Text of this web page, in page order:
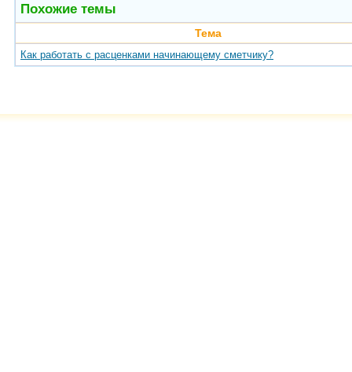
Похожие темы
Тема
Как работать с расценками начинающему сметчику?